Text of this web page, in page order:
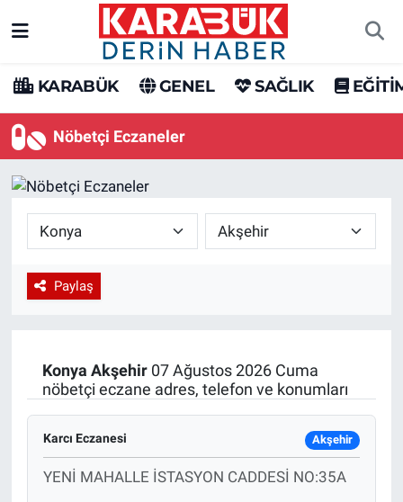
KARABÜK GENEL SAĞLIK
Nöbetçi Eczaneler
Paylaş
Konya Akşehir07 Ağustos 2026 Cuma
nöbetçi eczane adres, telefon ve konumları
Karcı Eczanesi Akşehir
YENİ MAHALLE İSTASYON CADDESİ NO:35A
Karabük Hava Durumu
Karabük Trafik Yoğunluk Haritası
Tüm Manşetler
Son Dakika Haberleri